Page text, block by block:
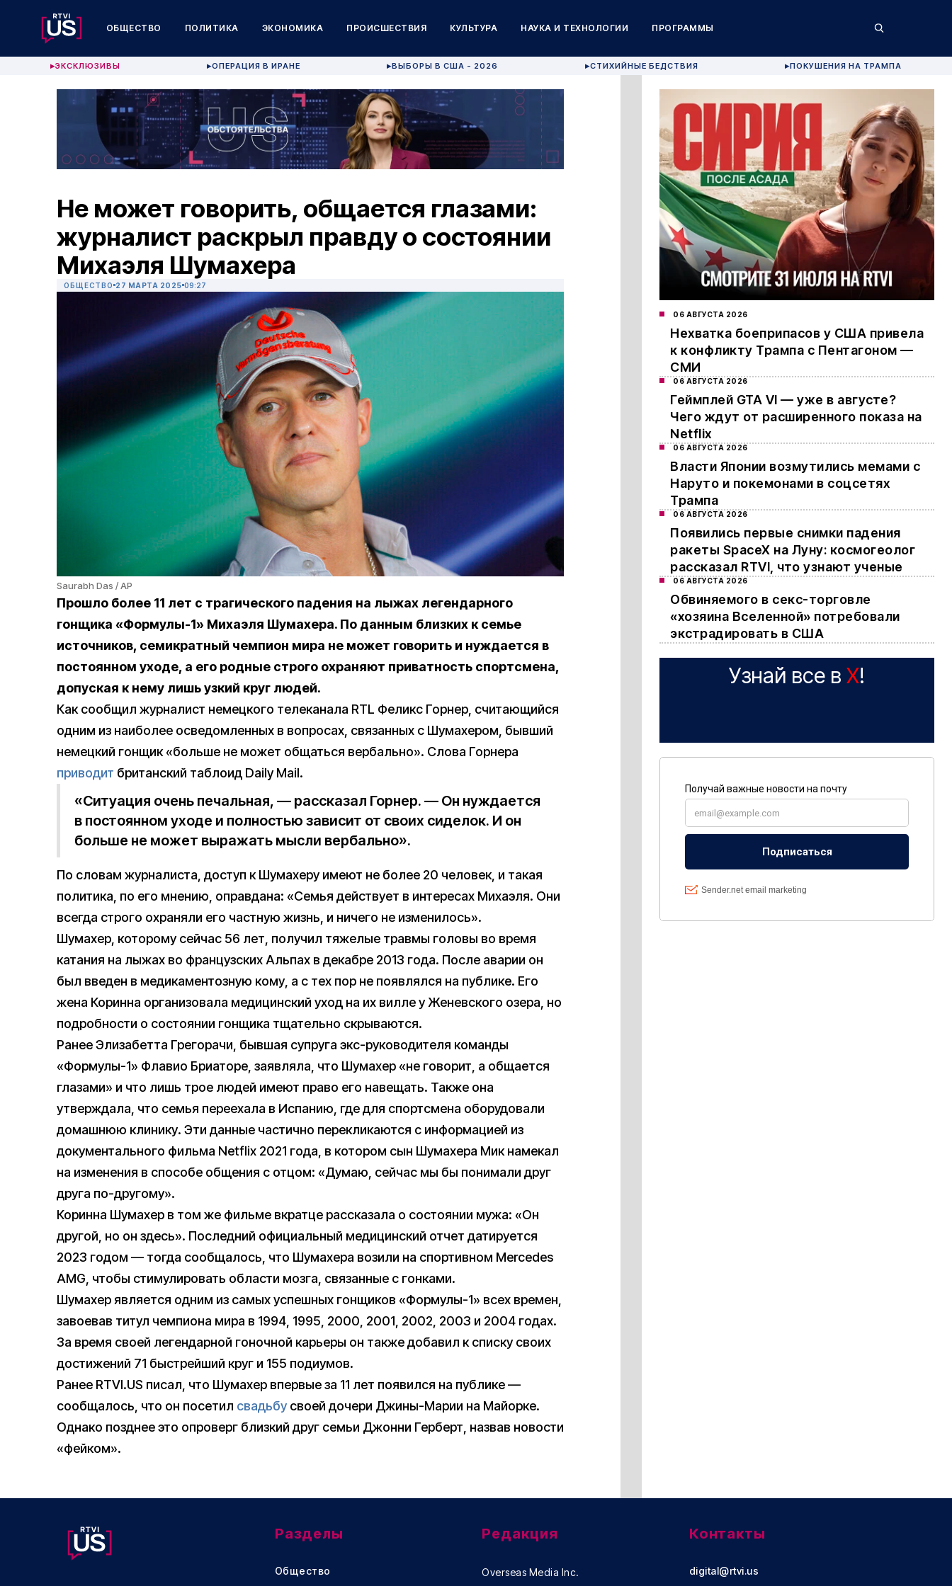
ОБЩЕСТВО ПОЛИТИКА ЭКОНОМИКА ПРОИСШЕСТВИЯ КУЛЬТУРА НАУКА И ТЕХНОЛОГИИ ПРОГРАММЫ
▶ЭКСКЛЮЗИВЫ ▶ОПЕРАЦИЯ В ИРАНЕ ▶ВЫБОРЫ В США - 2026 ▶СТИХИЙНЫЕ БЕДСТВИЯ ▶ПОКУШЕНИЯ НА ТРАМПА
Не может говорить, общается глазами:
журналист раскрыл правду о состоянии
Михаэля Шумахера
ОБЩЕСТВО 27 МАРТА 2025 09:27
Saurabh Das / AP
Прошло более 11 лет с трагического падения на лыжах легендарного
гонщика «Формулы-1» Михаэля Шумахера. По данным близких к семье
источников, семикратный чемпион мира не может говорить и нуждается в
постоянном уходе, а его родные строго охраняют приватность спортсмена,
допуская к нему лишь узкий круг людей.
Как сообщил журналист немецкого телеканала RTL Феликс Горнер, считающийся
одним из наиболее осведомленных в вопросах, связанных с Шумахером, бывший
немецкий гонщик «больше не может общаться вербально». Слова Горнера
приводит британский таблоид Daily Mail.
«Ситуация очень печальная, — рассказал Горнер. — Он нуждается
в постоянном уходе и полностью зависит от своих сиделок. И он
больше не может выражать мысли вербально».
По словам журналиста, доступ к Шумахеру имеют не более 20 человек, и такая
политика, по его мнению, оправдана: «Семья действует в интересах Михаэля. Они
всегда строго охраняли его частную жизнь, и ничего не изменилось».
Шумахер, которому сейчас 56 лет, получил тяжелые травмы головы во время
катания на лыжах во французских Альпах в декабре 2013 года. После аварии он
был введен в медикаментозную кому, а с тех пор не появлялся на публике. Его
жена Коринна организовала медицинский уход на их вилле у Женевского озера, но
подробности о состоянии гонщика тщательно скрываются.
Ранее Элизабетта Грегорачи, бывшая супруга экс-руководителя команды
«Формулы-1» Флавио Бриаторе, заявляла, что Шумахер «не говорит, а общается
глазами» и что лишь трое людей имеют право его навещать. Также она
утверждала, что семья переехала в Испанию, где для спортсмена оборудовали
домашнюю клинику. Эти данные частично перекликаются с информацией из
документального фильма Netflix 2021 года, в котором сын Шумахера Мик намекал
на изменения в способе общения с отцом: «Думаю, сейчас мы бы понимали друг
друга по-другому».
Коринна Шумахер в том же фильме вкратце рассказала о состоянии мужа: «Он
другой, но он здесь». Последний официальный медицинский отчет датируется
2023 годом — тогда сообщалось, что Шумахера возили на спортивном Mercedes
AMG, чтобы стимулировать области мозга, связанные с гонками.
Шумахер является одним из самых успешных гонщиков «Формулы-1» всех времен,
завоевав титул чемпиона мира в 1994, 1995, 2000, 2001, 2002, 2003 и 2004 годах.
За время своей легендарной гоночной карьеры он также добавил к списку своих
достижений 71 быстрейший круг и 155 подиумов.
Ранее RTVI.US писал, что Шумахер впервые за 11 лет появился на публике —
сообщалось, что он посетил свадьбу своей дочери Джины-Марии на Майорке.
Однако позднее это опроверг близкий друг семьи Джонни Герберт, назвав новости
«фейком».
06 АВГУСТА 2026
Нехватка боеприпасов у США привела
к конфликту Трампа с Пентагоном —
СМИ
06 АВГУСТА 2026
Геймплей GTA VI — уже в августе?
Чего ждут от расширенного показа на
Netflix
06 АВГУСТА 2026
Власти Японии возмутились мемами с
Наруто и покемонами в соцсетях
Трампа
06 АВГУСТА 2026
Появились первые снимки падения
ракеты SpaceX на Луну: космогеолог
рассказал RTVI, что узнают ученые
06 АВГУСТА 2026
Обвиняемого в секс-торговле
«хозяина Вселенной» потребовали
экстрадировать в США
Узнай все в X!
Разделы
Общество
Редакция
Overseas Media Inc.
Контакты
digital@rtvi.us